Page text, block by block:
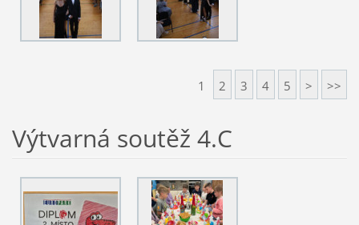
1 2 3 4 5 > >>
Výtvarná soutěž 4.C